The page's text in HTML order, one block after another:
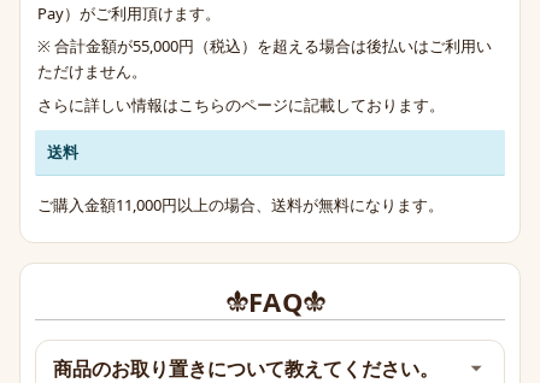
Pay）がご利用頂けます。
※ 合計金額が55,000円（税込）を超える場合は後払いはご利用い
ただけません。
さらに詳しい情報は こちらのページに記載しております。
送料
ご購入金額11,000円以上の場合、送料が無料になります。
FAQ
商品のお取り置きについて教えてください。